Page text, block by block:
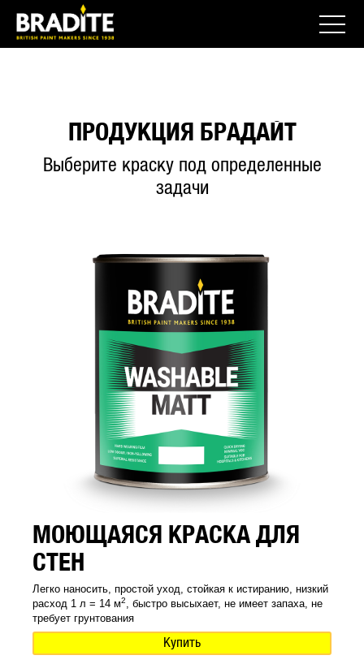
ПРОДУКЦИЯ БРАДАЙТ
Выберите краску под определенные
задачи
МОЮЩАЯСЯ КРАСКА ДЛЯ
СТЕН
Легко наносить, простой уход, стойкая к истиранию, низкий
расход 1 л = 14 м2
, быстро высыхает, не имеет запаха, не
требует грунтования
Купить